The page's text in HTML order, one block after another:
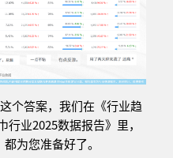
个答案，我们在《行业趋
业2025数据报告》里，
为您准备好了。